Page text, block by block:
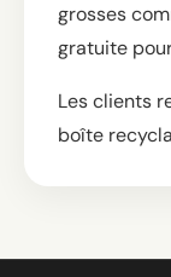
grosses
gratuite
Les clients
boîte